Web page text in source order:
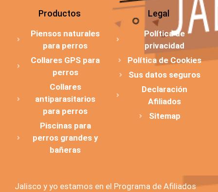
Productos
Piensos naturales
para perros
Collares GPS para
perros
Collares
antiparasitarios
para perros
Piscinas para
perros grandes y
bañeras
Legal
Política de
privacidad
Política de Cookies
Sus datos seguros
Declaración
Afiliados
Sitemap
Jalisco y yo estamos en el Programa de Afiliados